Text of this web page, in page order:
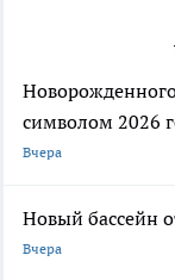
символом 2026
Вчера
Новый бассейн
Вчера